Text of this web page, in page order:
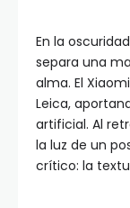
En la
separa una
alma. El
Leica,
artificial. Al
la luz de un
crítico: la